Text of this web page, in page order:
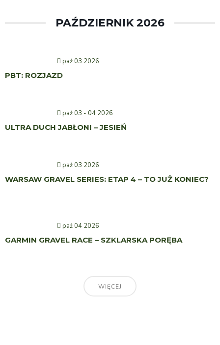
PAŹDZIERNIK 2026
paź 03 2026
PBT: ROZJAZD
paź 03 - 04 2026
ULTRA DUCH JABŁONI – JESIEŃ
paź 03 2026
WARSAW GRAVEL SERIES: ETAP 4 – TO JUŻ KONIEC?
paź 04 2026
GARMIN GRAVEL RACE – SZKLARSKA PORĘBA
WIĘCEJ